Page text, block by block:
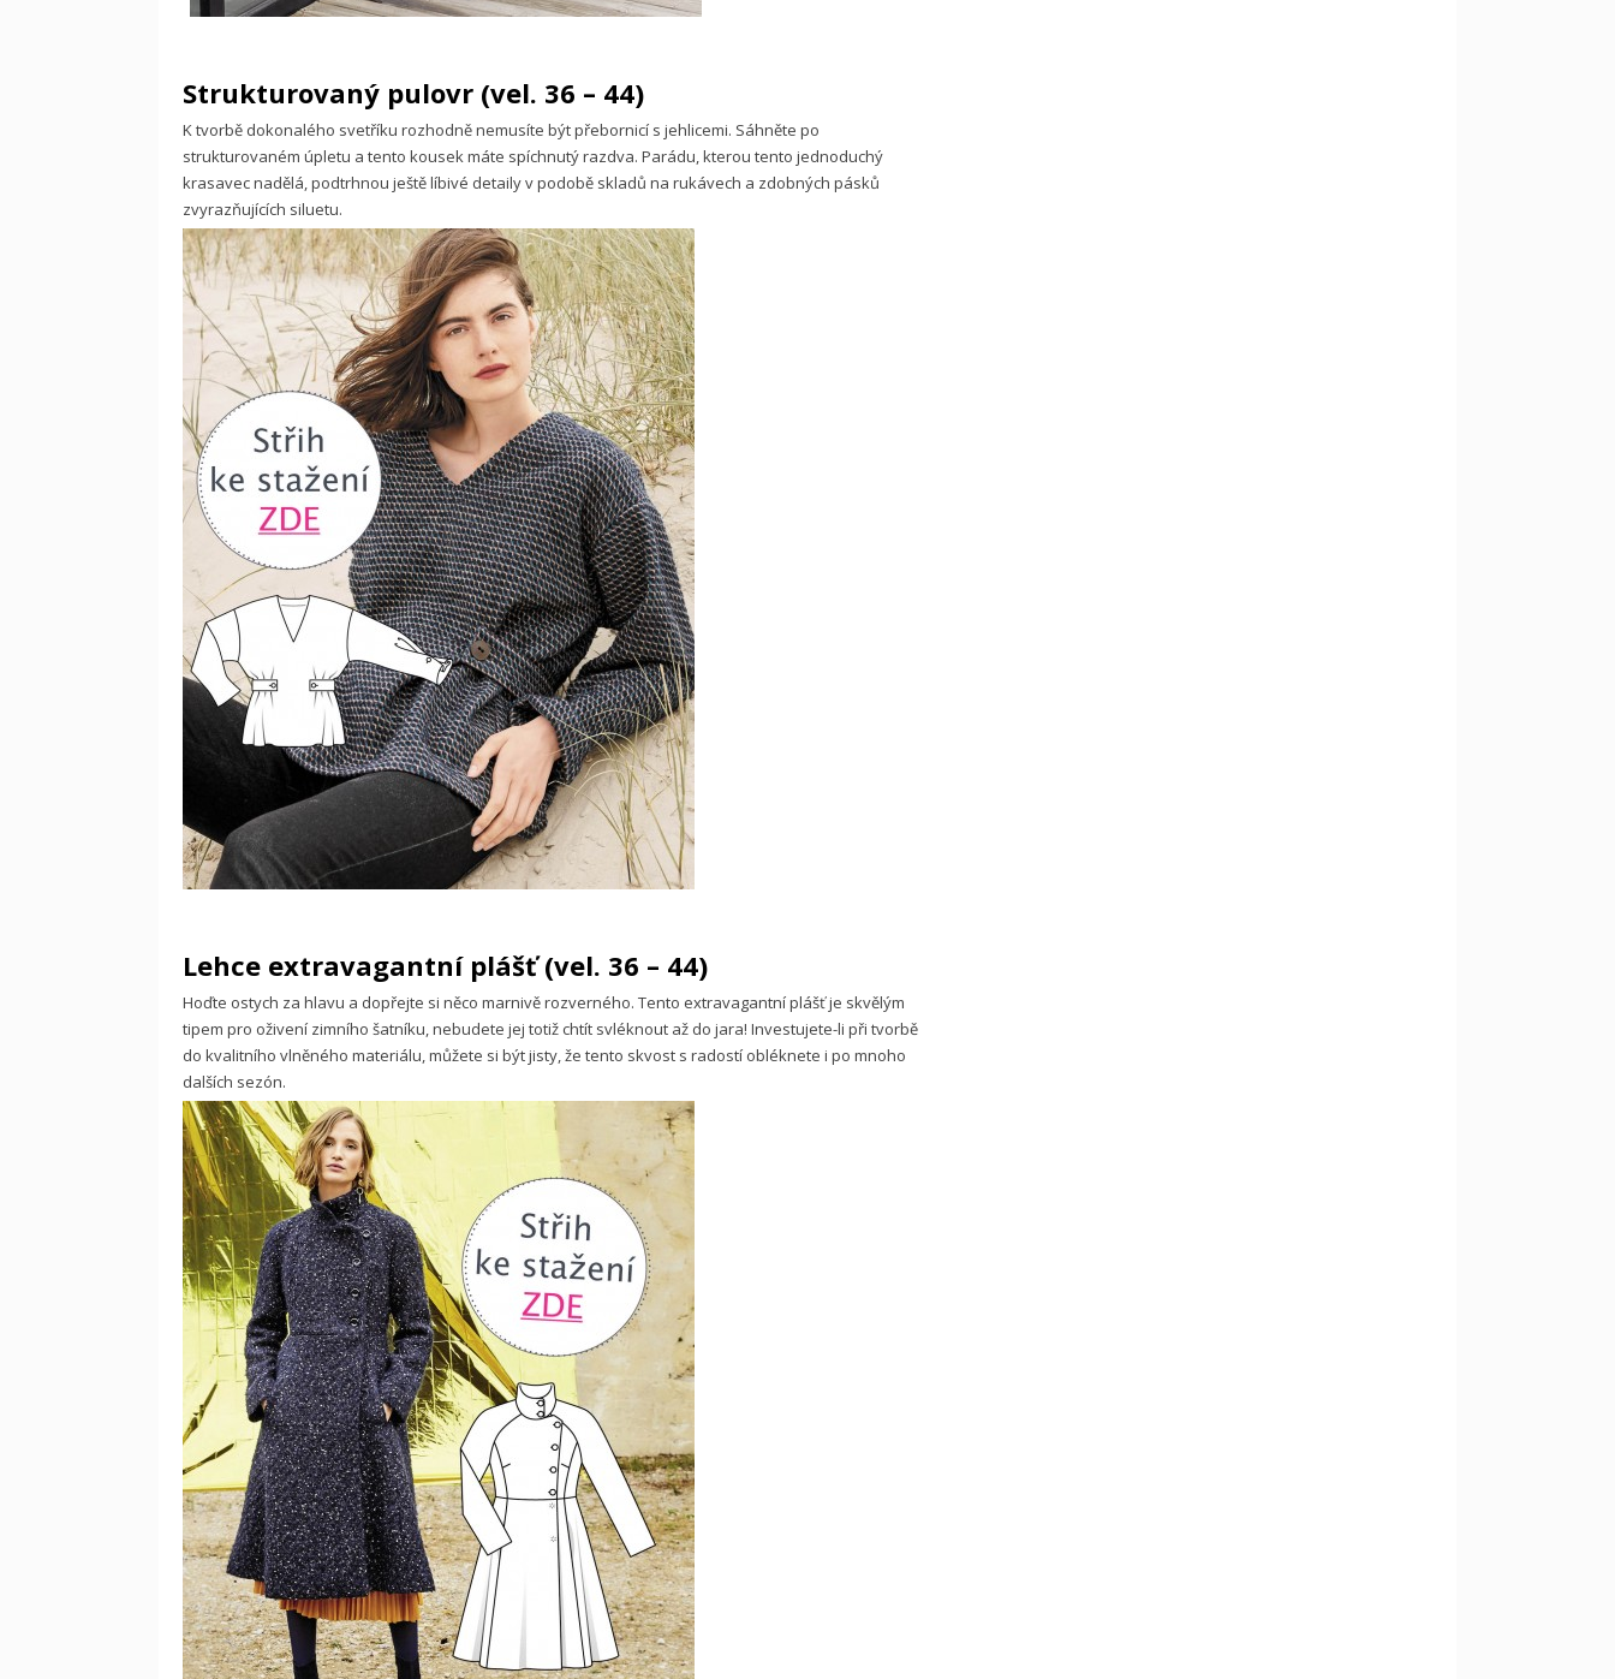
Strukturovaný pulovr (vel. 36 – 44)
K tvorbě dokonalého svetříku rozhodně nemusíte být přebornicí s jehlicemi. Sáhněte po
strukturovaném úpletu a tento kousek máte spíchnutý razdva. Parádu, kterou tento jednoduchý
krasavec nadělá, podtrhnou ještě líbivé detaily v podobě skladů na rukávech a zdobných pásků
zvyrazňujících siluetu.
Lehce extravagantní plášť (vel. 36 – 44)
Hoďte ostych za hlavu a dopřejte si něco marnivě rozverného. Tento extravagantní plášť je skvělým
tipem pro oživení zimního šatníku, nebudete jej totiž chtít svléknout až do jara! Investujete-li při tvorbě
do kvalitního vlněného materiálu, můžete si být jisty, že tento skvost s radostí obléknete i po mnoho
dalších sezón.